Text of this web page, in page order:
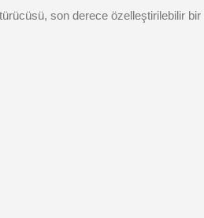
son derece özelleştirilebilir